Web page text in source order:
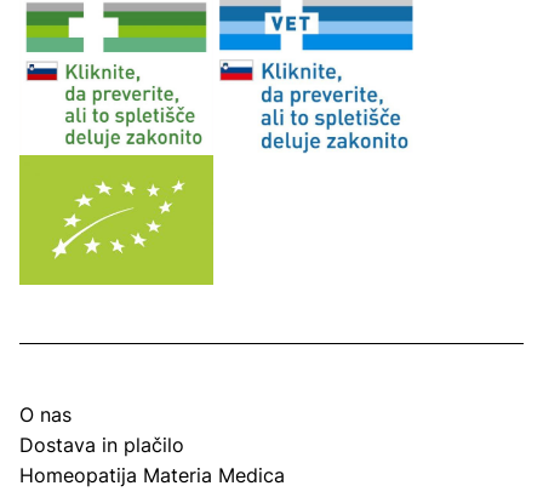
O nas
Dostava in plačilo
Homeopatija Materia Medica